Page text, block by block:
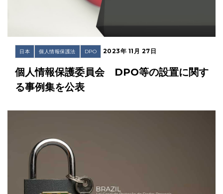
日本 個人情報保護法 DPO 2023年 11月 27日
個人情報保護委員会 DPO等の設置に関す
る事例集を公表